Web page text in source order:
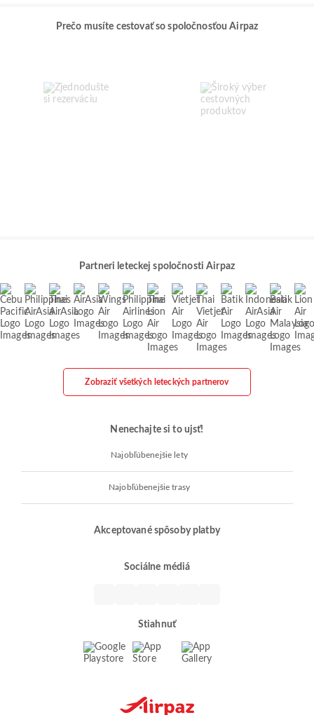
Prečo musíte cestovať so spoločnosťou Airpaz
Partneri leteckej spoločnosti Airpaz
Zobraziť všetkých leteckých partnerov
Nenechajte si to ujsť!
Najobľúbenejšie lety
Najobľúbenejšie trasy
Akceptované spôsoby platby
Sociálne médiá
Stiahnuť